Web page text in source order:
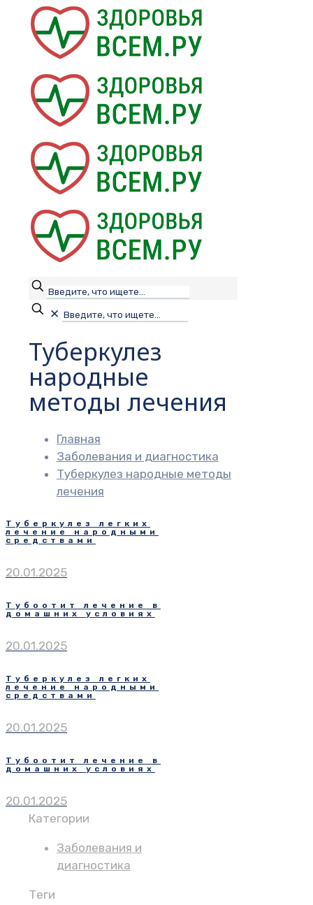
✕
Туберкулез
народные
методы лечения
Главная
Заболевания и диагностика
Туберкулез народные методы
лечения
Туберкулез легких
лечение народными
средствами
20.01.2025
Тубоотит лечение в
домашних условиях
20.01.2025
Туберкулез легких
лечение народными
средствами
20.01.2025
Тубоотит лечение в
домашних условиях
20.01.2025
Категории
Заболевания и
диагностика
Теги